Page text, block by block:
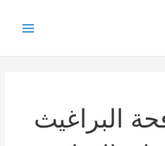
البراغيث